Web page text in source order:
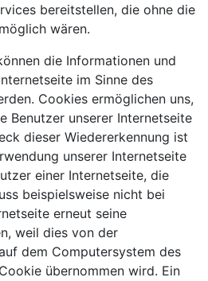
bereitstellen, die ohne die
wären.
die Informationen und
im Sinne des
Cookies ermöglichen uns,
Benutzer unserer Internetseite
dieser Wiedererkennung ist
unserer Internetseite
einer Internetseite, die
beispielsweise nicht bei
erneut seine
weil dies von der
dem Computersystem des
übernommen wird. Ein